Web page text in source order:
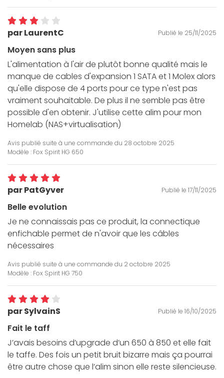
par LaurentC Publié le 25/11/2025
Moyen sans plus
L'alimentation à l'air de plutôt bonne qualité mais le
manque de cables d'expansion 1 SATA et 1 Molex alors
qu'elle dispose de 4 ports pour ce type n'est pas
vraiment souhaitable. De plus il ne semble pas être
possible d'en obtenir. J'utilise cette alim pour mon
Homelab (NAS+virtualisation)
Avis publié suite à une commande du 28 octobre 2025
Modèle : Fox Spirit HG 650
par PatGyver Publié le 17/11/2025
Belle evolution
Je ne connaissais pas ce produit, la connectique
enfichable permet de n'avoir que les câbles
nécessaires
Avis publié suite à une commande du 2 octobre 2025
Modèle : Fox Spirit HG 750
par SylvainS Publié le 16/10/2025
Fait le taff
J’avais besoins d’upgrade d’un 650 à 850 et elle fait
le taffe. Des fois un petit bruit bizarre mais ça pourrai
être autre chose que l’alim sinon elle reste silencieuse.